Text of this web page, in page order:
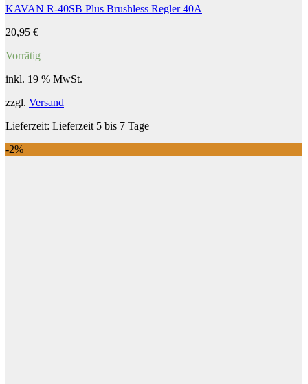
KAVAN R-40SB Plus Brushless Regler 40A
20,95 €
Vorrätig
inkl. 19 % MwSt.
zzgl. Versand
Lieferzeit: Lieferzeit 5 bis 7 Tage
-2%